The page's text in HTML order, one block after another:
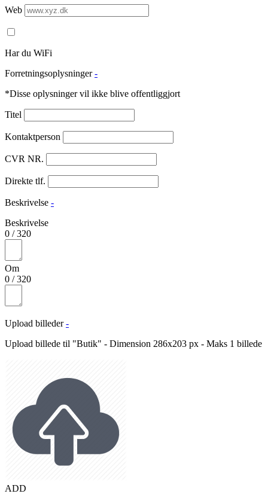
Web
Har du WiFi
Forretningsoplysninger -
*Disse oplysninger vil ikke blive offentliggjort
Titel
Kontaktperson
CVR NR.
Direkte tlf.
Beskrivelse -
Beskrivelse
0 /320
Om
0 /320
Upload billeder -
Upload billede til "Butik" - Dimension 286x203 px - Maks 1 billede
ADD